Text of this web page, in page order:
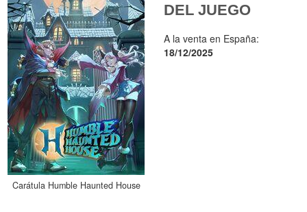
Carátula Humble Haunted House
DEL JUEGO
A la venta en España:
18/12/2025